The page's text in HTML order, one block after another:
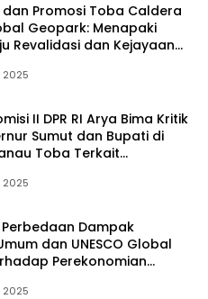
Promosi Toba Caldera
Geopark: Menapaki
Revalidasi dan Kejayaan
2025
II DPR RI Arya Bima Kritik
Sumut dan Bupati di
Toba Terkait
atas Geopark
2025
Dampak
dan UNESCO Global
Perekonomian
2025